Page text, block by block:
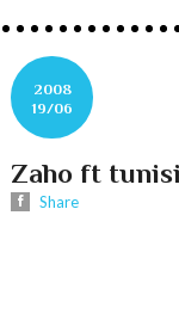
2008
19/06
Zaho ft
Share